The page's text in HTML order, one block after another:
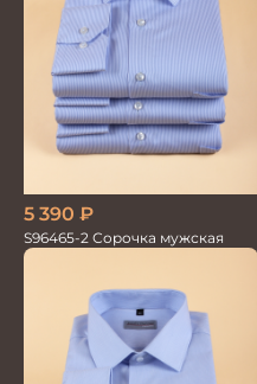
5 390 ₽
S96465-2 Сорочка мужская